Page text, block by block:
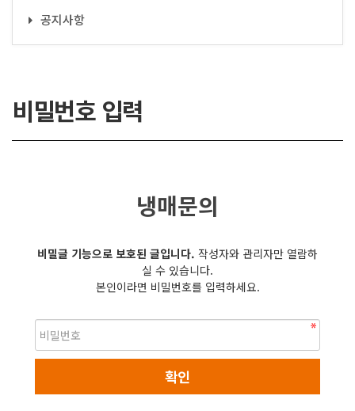
공지사항
비밀번호 입력
냉매문의
비밀글 기능으로 보호된 글입니다. 작성자와 관리자만 열람하
실 수 있습니다.
본인이라면 비밀번호를 입력하세요.